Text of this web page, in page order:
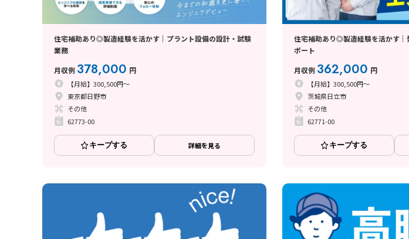
住宅補助あり◎製造経験を活かす｜プラント設備の設計・試験
業務
月収例 378,000 円
【月給】300,500円～
東京都日野市
その他
62773-00
キープする 詳細を見る
住宅補助あり◎製造経験を活かす｜
ポート
月収例 362,000 円
【月給】300,500円～
茨城県日立市
その他
62771-00
キープする